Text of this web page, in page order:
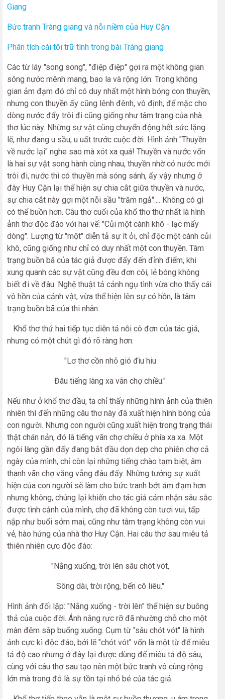
Giang
Bức tranh Tràng giang và nỗi niềm của Huy Cận
Phân tích cái tôi trữ tình trong bài Tràng giang
Các từ láy "song song", "điệp điệp" gợi ra một không gian
sông nước mênh mang, bao la và rộng lớn. Trong không
gian ảm đạm đó chỉ có duy nhất một hình bóng con thuyền,
nhưng con thuyền ấy cũng lênh đênh, vô định, để mặc cho
dòng nước đẩy trôi đi cũng giống như tâm trạng của nhà
thơ lúc này. Những sự vật cũng chuyển động hết sức lặng
lẽ, như đang u sầu, u uất trước cuộc đời. Hình ảnh "Thuyền
về nước lại" nghe sao mà xót xa quá! Thuyền và nước vốn
là hai sự vật song hành cùng nhau, thuyền nhờ có nước mới
trôi đi, nước thì có thuyền mà sóng sánh, ấy vậy nhưng ở
đây Huy Cận lại thể hiện sự chia cắt giữa thuyền và nước,
sự chia cắt này gợi một nỗi sầu "trăm ngả".... Không có gì
có thể buồn hơn. Câu thơ cuối của khổ thơ thứ nhất là hình
ảnh thơ độc đáo với hai vế: "Củi một cành khô - lạc mấy
dòng". Lượng từ "một" diễn tả sự ít ỏi, chỉ độc một cành củi
khô, cũng giống như chỉ có duy nhất một con thuyền. Tâm
trạng buồn bã của tác giả được đẩy đến đỉnh điểm, khi
xung quanh các sự vật cũng đều đơn côi, lẻ bóng không
biết đi về đâu. Nghệ thuật tả cảnh ngụ tình vừa cho thấy cái
vô hồn của cảnh vật, vừa thể hiện lên sự có hồn, là tâm
trạng buồn bã của thi nhân.
Khổ thơ thứ hai tiếp tục diễn tả nỗi cô đơn của tác giả,
nhưng có một chút gì đó rõ ràng hơn:
"Lơ thơ cồn nhỏ gió đìu hiu
Đâu tiếng làng xa vãn chợ chiều."
Nếu như ở khổ thơ đầu, ta chỉ thấy những hình ảnh của thiên
nhiên thì đến những câu thơ này đã xuất hiện hình bóng của
con người. Nhưng con người cũng xuất hiện trong trạng thái
thật chán nản, đó là tiếng vãn chợ chiều ở phía xa xa. Một
ngôi làng gần đấy đang bắt đầu dọn dẹp cho phiên chợ cả
ngày của mình, chỉ còn lại những tiếng chào tạm biệt, âm
thanh vãn chợ văng vẳng đâu đấy. Những tưởng sự xuất
hiện của con người sẽ làm cho bức tranh bớt ảm đạm hơn
nhưng không, chúng lại khiến cho tác giả cảm nhận sâu sắc
được tình cảnh của mình, chợ đã không còn tươi vui, tấp
nập như buổi sớm mai, cũng như tâm trạng không còn vui
vẻ, hào hứng của nhà thơ Huy Cận. Hai câu thơ sau miêu tả
thiên nhiên cực độc đáo:
"Nắng xuống, trời lên sâu chót vót,
Sông dài, trời rộng, bến cô liêu."
Hình ảnh đối lập: "Nắng xuống - trời lên" thể hiện sự buông
thả của cuộc đời. Ánh nắng rực rỡ đã nhường chỗ cho một
màn đêm sắp buống xuống. Cụm từ "sâu chót vót" là hình
ảnh cực kì độc đáo, bởi lẽ "chót vót" vốn là một từ để miêu
tả độ cao nhưng ở đây lại được dùng để miêu tả độ sâu,
cùng với câu thơ sau tạo nên một bức tranh vô cùng rộng
lớn mà trong đó là sự tồn tại nhỏ bé của tác giả.